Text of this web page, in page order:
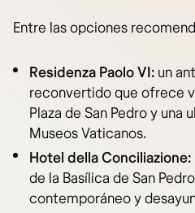
Entre las opciones
Residenza Paolo VI: un
reconvertido que ofrece
Plaza de San Pedro y una
Museos Vaticanos.
Hotel della Conciliazione:
de la Basílica de San
contemporáneo y